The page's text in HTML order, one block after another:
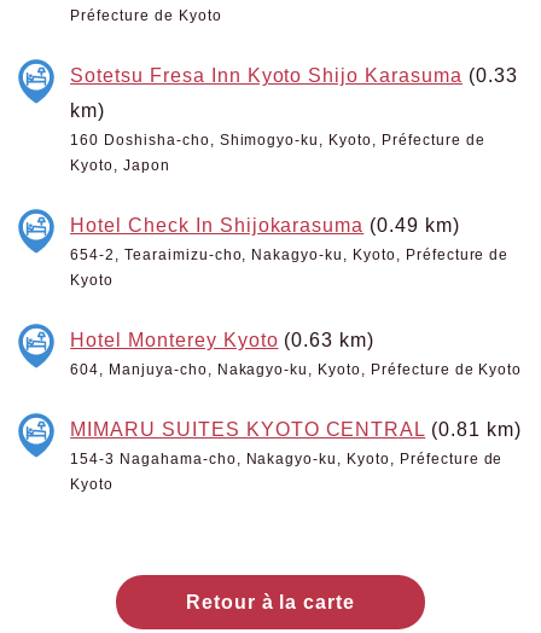
Préfecture de Kyoto
Sotetsu Fresa Inn Kyoto Shijo Karasuma (0.33
km)
160 Doshisha-cho, Shimogyo-ku, Kyoto, Préfecture de
Kyoto, Japon
Hotel Check In Shijokarasuma (0.49 km)
654-2, Tearaimizu-cho, Nakagyo-ku, Kyoto, Préfecture de
Kyoto
Hotel Monterey Kyoto (0.63 km)
604, Manjuya-cho, Nakagyo-ku, Kyoto, Préfecture de Kyoto
MIMARU SUITES KYOTO CENTRAL (0.81 km)
154-3 Nagahama-cho, Nakagyo-ku, Kyoto, Préfecture de
Kyoto
Retour à la carte